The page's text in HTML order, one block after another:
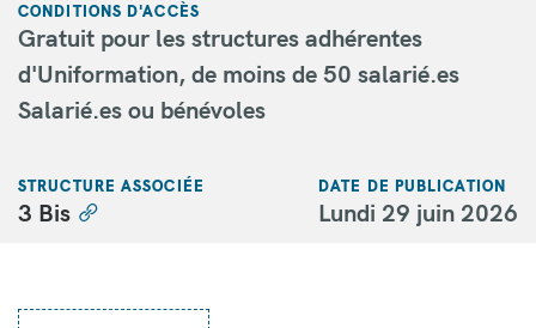
CONDITIONS D'ACCÈS
Gratuit pour les structures adhérentes
d'Uniformation, de moins de 50 salarié.es
Salarié.es ou bénévoles
STRUCTURE ASSOCIÉE
3 Bis
DATE DE PUBLICATION
Lundi 29 juin 2026